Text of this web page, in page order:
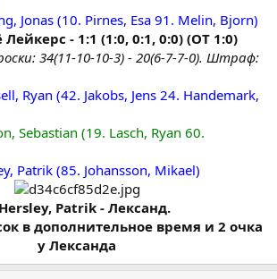
Jonas (10. Pirnes, Esa 91. Melin, Bjorn)
- 1:1 (1:0, 0:1, 0:0) (ОТ 1:0)
34(11-10-10-3) - 20(6-7-7-0). Штраф:
Ryan (42. Jakobs, Jens 24. Handemark,
Sebastian (19. Lasch, Ryan 60.
Patrik (85. Johansson, Mikael)
Patrik - Лександ.
в дополнительное время и 2 очка
у Лександа